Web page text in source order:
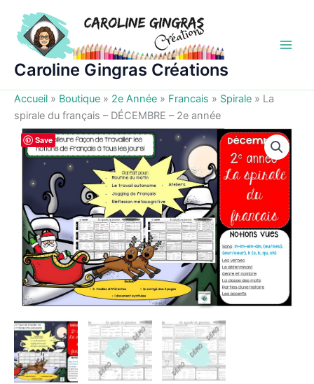
contenu
Caroline Gingras Créations
Accueil » Boutique » 2e Année » Francais » Spirale » La
spirale du français – DÉCEMBRE – 2e année
Save